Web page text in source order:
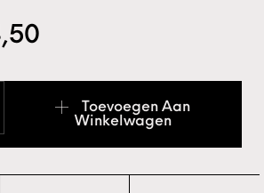
prijs
Toevoegen Aan
Winkelwagen